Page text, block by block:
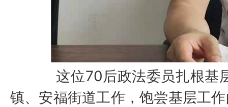
这位70后政法委员扎根基
镇、安福街道工作，饱尝基层工